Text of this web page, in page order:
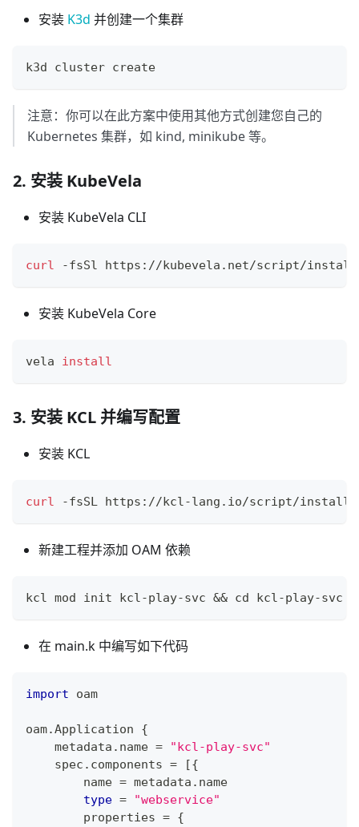
安装 K3d 并创建一个集群
k3d cluster create
注意：你可以在此方案中使用其他方式创建您自己的
Kubernetes 集群，如 kind, minikube 等。
2. 安装 KubeVela
安装 KubeVela CLI
curl -fsSl https://kubevela.net/script/
安装 KubeVela Core
vela install
3. 安装 KCL 并编写配置
安装 KCL
curl -fsSL https://kcl-lang.io/script/
新建工程并添加 OAM 依赖
kcl mod init kcl-play-svc && cd kcl-play-svc
在 main.k 中编写如下代码
import oam
oam.Application {
    metadata
. name =
"kcl-play-svc"
    spec
. components = [{
        name
= metadata . name
type =
"webservice"
        properties
= {